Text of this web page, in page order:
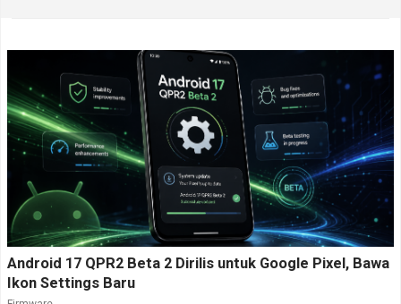
Android 17 QPR2 Beta 2 Dirilis untuk Google Pixel, Bawa
Ikon Settings Baru